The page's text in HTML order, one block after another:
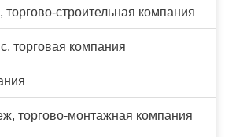
строительная компания
торговая компания
торгово-монтажная компания